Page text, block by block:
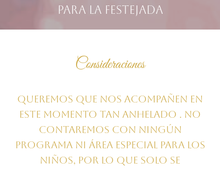
para la festejada
Consideraciones
Queremos que nos acompañen en
este momento tan anhelado . No
contaremos con ningún
programa ni área especial para los
niños, por lo que solo se